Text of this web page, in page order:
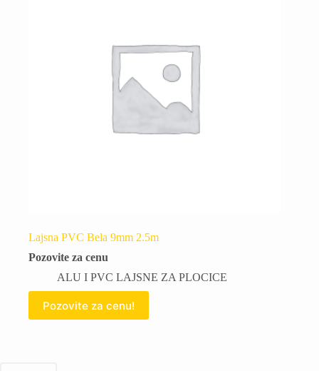
Lajsna PVC Bela 9mm 2.5m
Pozovite za cenu
ALU I PVC LAJSNE ZA PLOCICE
Pozovite za cenu!